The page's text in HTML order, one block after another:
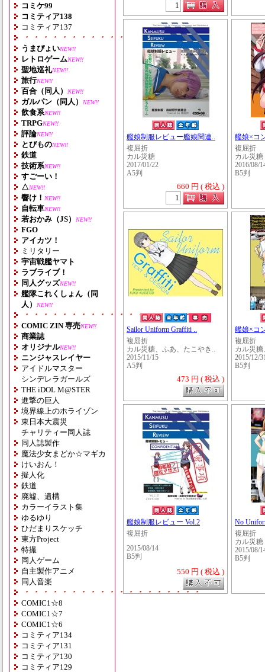
コミケ99
コミティア138
コミティア137
・・・・・・・・・・・・・・・・・・・
うまぴょいNEW!!
レトロゲームNEW!!
聖地巡礼NEW!!
旅行NEW!!
百合（同人） NEW!!
ガルパン（同人） NEW!!
飲食系NEW!!
TRPGNEW!!
評論NEW!!
とびものNEW!!
鉄道
技術系NEW!!
すごーい！
△NEW!!
響け！ NEW!!
自転車NEW!!
若おかみ（JS） NEW!!
FGO
アイカツ！
ミリタリー
宇宙戦艦ヤマト
ラブライブ！
同人グッズNEW!!
艦隊これくしょん（同
人）
NEW!!
・・・・・・・・・・・・・・・・・・・
COMIC ZIN 専売NEW!!
商業誌
オリジナルNEW!!
ニンジャスレイヤー
アイドルマスター
シンデレラガールズ
THE iDOL M@STER
進撃の巨人
境界線上のホライゾン
東日本大震災
チャリティー同人誌
同人誌製作
魔法少女まどか☆マギカ
けいおん！
擬人化
鉄道
廃墟、遺構
カラーイラスト集
ゆるゆり
ひだまりスケッチ
東方Project
特撮
同人ゲーム
自主製作アニメ
同人音楽
・・・・・・・・・・・・・・・・・・・
COMIC1☆8
COMIC1☆7
COMIC1☆6
コミティア134
コミティア131
コミティア130
コミティア129
艦娘制服レビュー艦娘関連..
複屈折
カル災糖
2017/01/22
A5判
660 円 ( 税込 )
艦娘×コ
複屈折
カル災糖
2016/08/
B5判
Sailor Uniform Graffiti ..
複屈折
カル災糖、ふあ、たこやき..
2015/11/15
A5判
473 円 ( 税込 )
艦娘×コ
複屈折
カル災糖
2015/12/
B5判
艦娘制服レビュー Vol.2
複屈折
2015/08/14
B5判
550 円 ( 税込 )
No
複屈折
カル災糖
2015/08/
B5判